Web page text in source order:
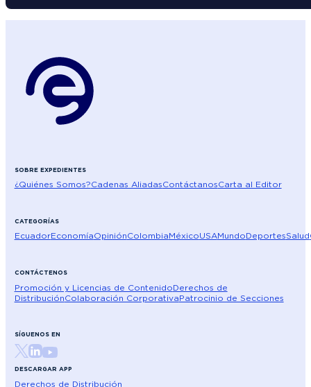
SOBRE EXPEDIENTES
¿Quiénes Somos?Cadenas AliadasContáctanosCarta al Editor
CATEGORÍAS
EcuadorEconomíaOpiniónColombiaMéxicoUSAMundoDeportesSalud
CONTÁCTENOS
Promoción y Licencias de ContenidoDerechos de
DistribuciónColaboración CorporativaPatrocinio de Secciones
SÍGUENOS EN
DESCARGAR APP
Derechos de Distribución